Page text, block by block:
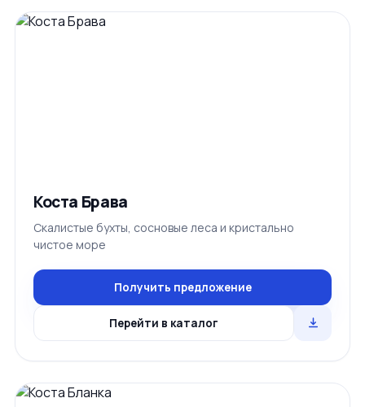
Коста Брава
Скалистые бухты, сосновые леса и кристально
чистое море
Получить предложение
Перейти в каталог